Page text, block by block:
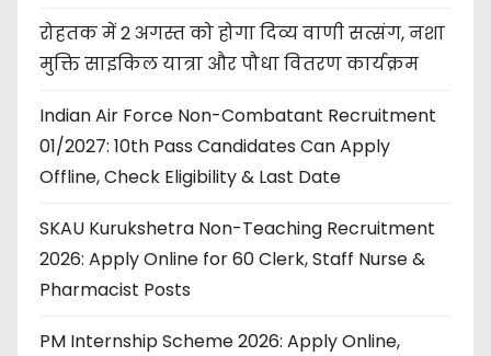
रोहतक में 2 अगस्त को होगा दिव्य वाणी सत्संग, नशा
मुक्ति साइकिल यात्रा और पौधा वितरण कार्यक्रम
Indian Air Force Non-Combatant Recruitment
01/2027: 10th Pass Candidates Can Apply
Offline, Check Eligibility & Last Date
SKAU Kurukshetra Non-Teaching Recruitment
2026: Apply Online for 60 Clerk, Staff Nurse &
Pharmacist Posts
PM Internship Scheme 2026: Apply Online,